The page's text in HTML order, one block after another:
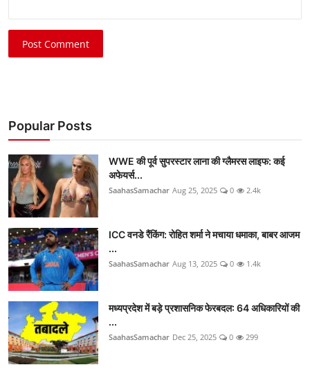
Post Comment
Popular Posts
WWE की पूर्व सुपरस्टार लाना की ग्लैमरस लाइफ: कई
अफेयर्स...
SaahasSamachar Aug 25, 2025 0 2.4k
ICC वनडे रैंकिंग: रोहित शर्मा ने मचाया धमाका, बाबर आजम
...
SaahasSamachar Aug 13, 2025 0 1.4k
मध्यप्रदेश में बड़े प्रशासनिक फेरबदल: 64 अधिकारियों की
...
SaahasSamachar Dec 25, 2025 0 299